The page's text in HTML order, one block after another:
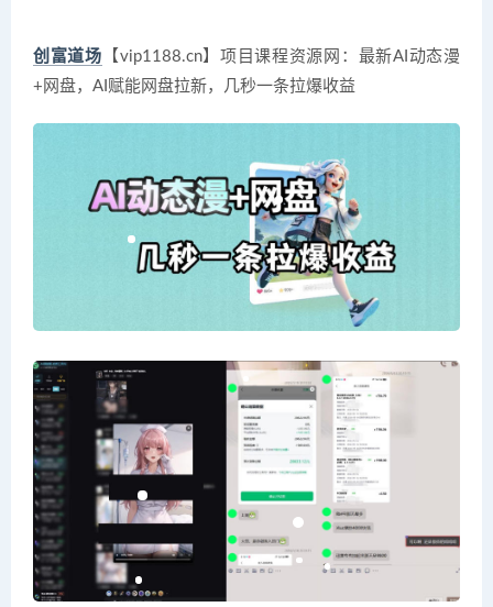
创富道场 【vip1188.cn】项目课程资源网：最新AI动态漫
+网盘，AI赋能网盘拉新，几秒一条拉爆收益